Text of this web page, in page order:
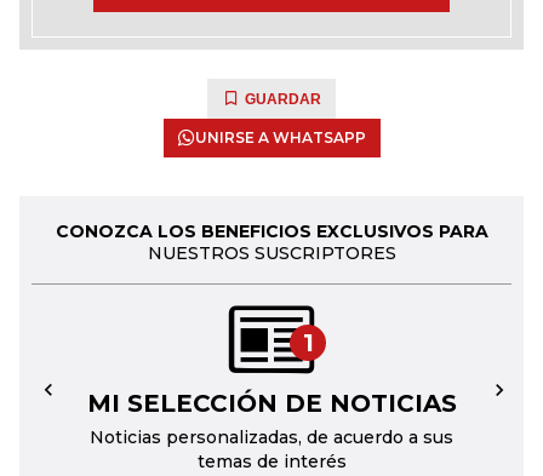
GUARDAR
UNIRSE A WHATSAPP
CONOZCA LOS BENEFICIOS EXCLUSIVOS PARA
NUESTROS SUSCRIPTORES
1
MI SELECCIÓN DE NOTICIAS
Noticias personalizadas, de acuerdo a sus
temas de interés
← →